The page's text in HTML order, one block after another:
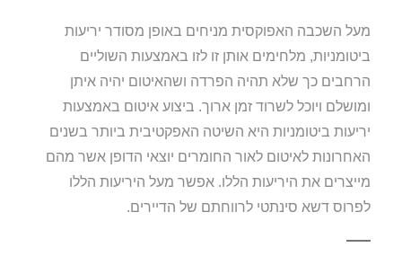
מעל השכבה האפוקסית מניחים באופן מסודר יריעות
ביטומניות, מלחימים אותן זו לזו באמצעות השוליים
הרחבים כך שלא תהיה הפרדה ושהאיטום יהיה איתן
ומושלם ויוכל לשרוד זמן ארוך. ביצוע איטום באמצעות
יריעות ביטומניות היא השיטה האפקטיבית ביותר בשנים
האחרונות לאיטום לאור החומרים יוצאי הדופן אשר מהם
מייצרים את היריעות הללו. אפשר מעל היריעות הללו
לפרוס דשא סינתטי לרווחתם של הדיירים.